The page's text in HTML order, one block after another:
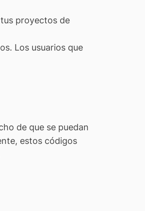
proyectos de
Los usuarios que
de que se puedan
estos códigos